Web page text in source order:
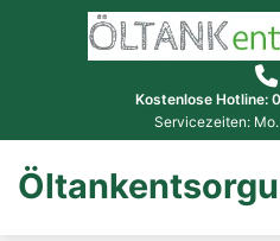
Kostenlose Hotline:
Servicezeiten: Mo.